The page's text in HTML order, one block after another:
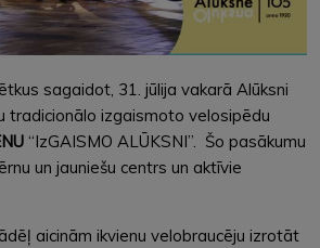
sagaidot, 31. jūlija vakarā Alūksni
tradicionālo izgaismoto velosipēdu
“IzGAISMO ALŪKSNI”. Šo pasākumu
un jauniešu centrs un aktīvie
aicinām ikvienu velobraucēju izrotāt